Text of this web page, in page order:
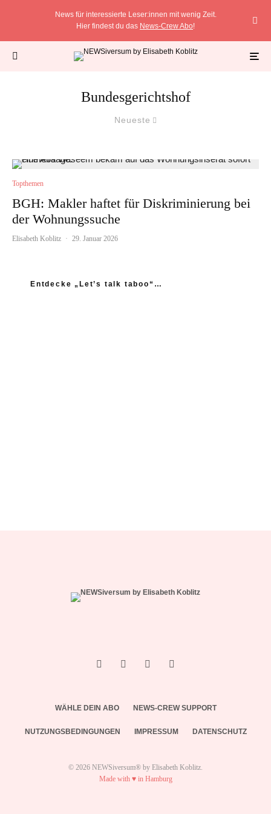
News für interessierte Leser:innen mit wenig Zeit.
Hier findest du das News-Crew Abo!
Bundesgerichtshof
Neueste
Topthemen
BGH: Makler haftet für Diskriminierung bei
der Wohnungssuche
Elisabeth Koblitz · 29. Januar 2026
Entdecke „Let’s talk taboo“…
WÄHLE DEIN ABO NEWS-CREW SUPPORT
NUTZUNGSBEDINGUNGEN IMPRESSUM DATENSCHUTZ
© 2026 NEWSiversum® by Elisabeth Koblitz.
Made with ♥ in Hamburg